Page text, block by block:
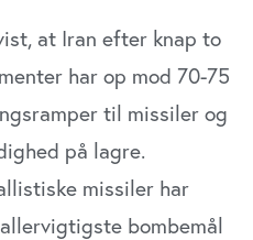
at Iran efter knap to
har op mod 70-75
til missiler og
på lagre.
missiler har
bombemål